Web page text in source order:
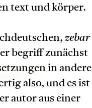
text und körper.
zebar
begriff zunächst
in andere
also, und es ist
autor aus einer